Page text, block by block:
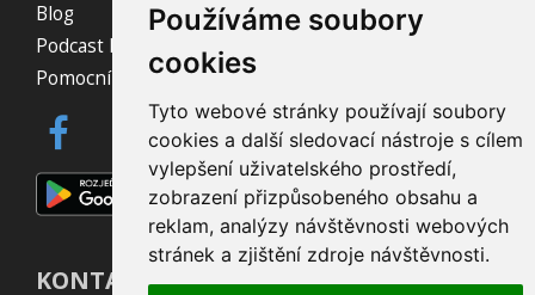
Používáme soubory
cookies
Tyto webové stránky používají soubory
cookies a další sledovací nástroje s cílem
vylepšení uživatelského prostředí,
zobrazení přizpůsobeného obsahu a
reklam, analýzy návštěvnosti webových
stránek a zjištění zdroje návštěvnosti.
Blog
Podcast Pijavice
Pomocník do prohlížeče
KONTAKT